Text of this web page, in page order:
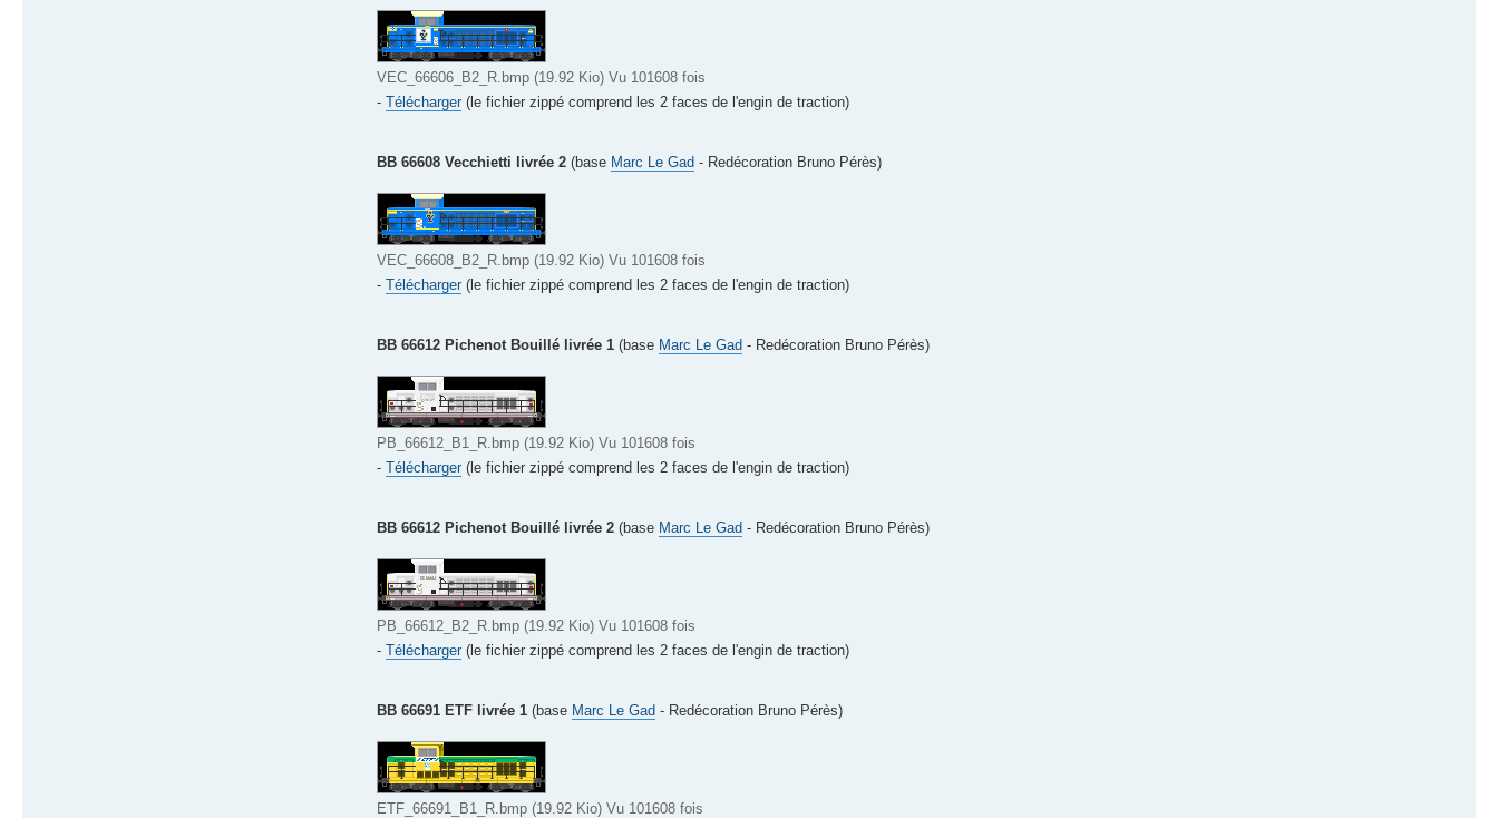
VEC_66606_B2_R.bmp (19.92 Kio) Vu 101608 fois
-Télécharger (le fichier zippé comprend les 2 faces de l'engin de traction)
BB 66608 Vecchietti livrée 2 (base Marc Le Gad - Redécoration Bruno Pérès)
VEC_66608_B2_R.bmp (19.92 Kio) Vu 101608 fois
-Télécharger (le fichier zippé comprend les 2 faces de l'engin de traction)
BB 66612 Pichenot Bouillé livrée 1 (base Marc Le Gad - Redécoration Bruno Pérès)
PB_66612_B1_R.bmp (19.92 Kio) Vu 101608 fois
-Télécharger (le fichier zippé comprend les 2 faces de l'engin de traction)
BB 66612 Pichenot Bouillé livrée 2 (base Marc Le Gad - Redécoration Bruno Pérès)
PB_66612_B2_R.bmp (19.92 Kio) Vu 101608 fois
-Télécharger (le fichier zippé comprend les 2 faces de l'engin de traction)
BB 66691 ETF livrée 1 (base Marc Le Gad - Redécoration Bruno Pérès)
ETF_66691_B1_R.bmp (19.92 Kio) Vu 101608 fois